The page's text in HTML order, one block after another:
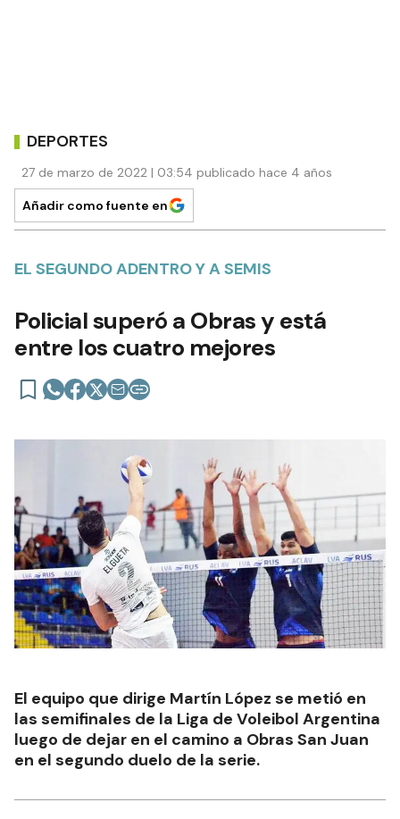
DEPORTES
27 de marzo de 2022 | 03:54 publicado hace 4 años
Añadir como fuente en
EL SEGUNDO ADENTRO Y A SEMIS
Policial superó a Obras y está
entre los cuatro mejores
El equipo que dirige Martín López se metió en
las semifinales de la Liga de Voleibol Argentina
luego de dejar en el camino a Obras San Juan
en el segundo duelo de la serie.